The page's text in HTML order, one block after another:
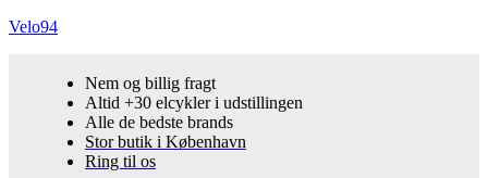
Velo94
Nem og billig fragt
Altid +30 elcykler i udstillingen
Alle de bedste brands
Stor butik i København
Ring til os